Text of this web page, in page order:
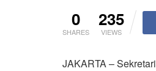
0
SHARES
235
VIEWS
JAKARTA –